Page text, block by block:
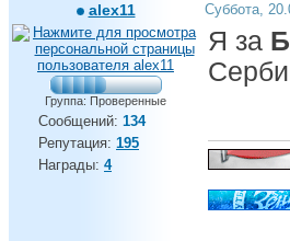
alex11
Группа: Проверенные
Сообщений: 134
Репутация: 195
Награды: 4
Суббота,
Я за